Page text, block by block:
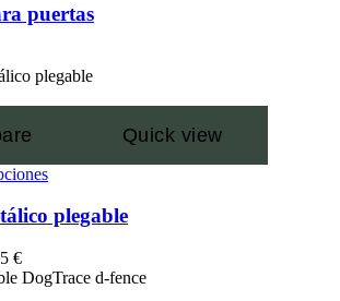
puertas
Quick view
plegable
€